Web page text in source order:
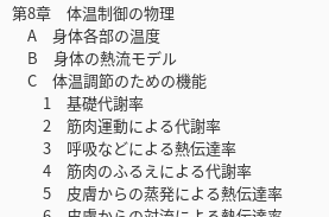
第8章 体温制御の物理
A 身体各部の温度
B 身体の熱流モデル
C 体温調節のための機能
1 基礎代謝率
2 筋肉運動による代謝率
3 呼吸などによる熱伝達率
4 筋肉のふるえによる代謝率
5 皮膚からの蒸発による熱伝達率